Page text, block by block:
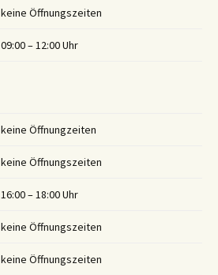
keine Öffnungszeiten
09:00 – 12:00 Uhr
keine Öffnungzeiten
keine Öffnungszeiten
16:00 – 18:00 Uhr
keine Öffnungszeiten
keine Öffnungszeiten